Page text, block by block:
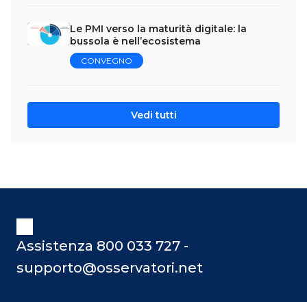
Le PMI verso la maturità digitale: la
bussola è nell’ecosistema
CONVEGNO
Vedi tutti
Assistenza 800 033 727 -
supporto@osservatori.net